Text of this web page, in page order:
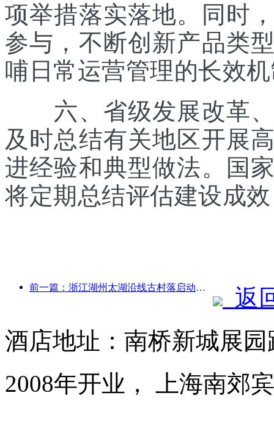
项举措落实落地。同时
参与，不断创新产品类
哺日常运营管理的长效
六、省级发展改革、
及时总结有关地区开展
进经验和典型做法。国
将定期总结评估建设成
前一篇：浙江湖州太湖沿线古村落启动改造提升，投资近10亿元
返
酒店地址：南桥新城展
2008年开业， 上海南